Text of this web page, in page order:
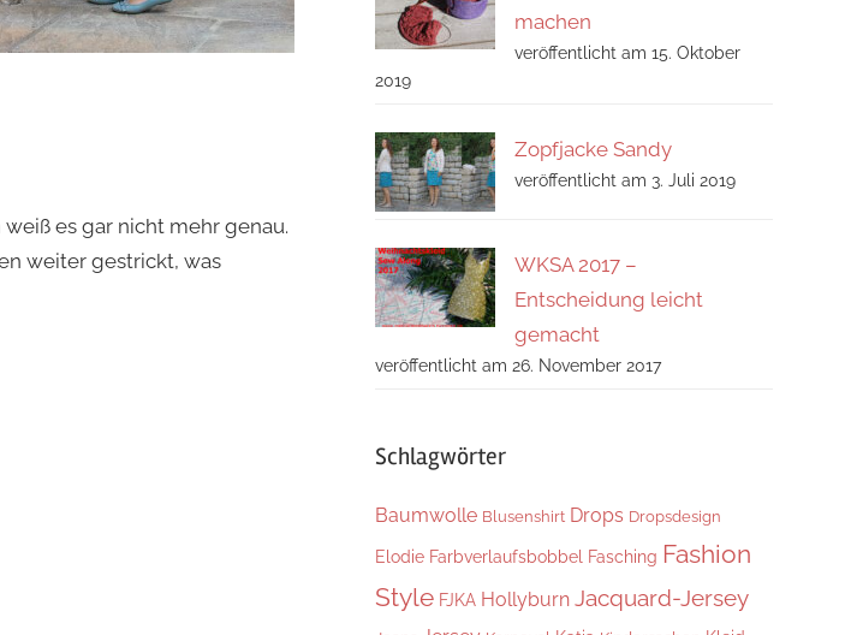
es gar nicht mehr genau.
weiter gestrickt, was
machen
veröffentlicht am 15. Oktober
2019
Zopfjacke Sandy
veröffentlicht am 3. Juli 2019
WKSA 2017 –
Entscheidung leicht
gemacht
veröffentlicht am 26. November 2017
Schlagwörter
Baumwolle Blusenshirt Drops Dropsdesign
Elodie Farbverlaufsbobbel Fasching Fashion
Style FJKA Hollyburn Jacquard-Jersey